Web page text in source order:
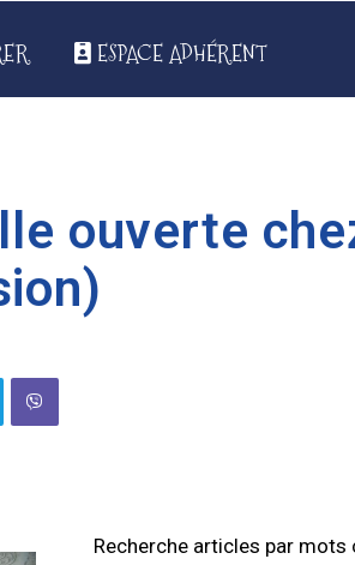
ESPACE ADHÉRENT
ouverte
Recherche articles par mots